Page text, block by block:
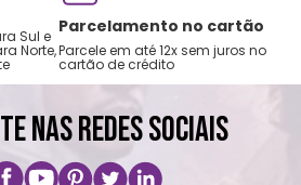
Sul e
Norte,
Parcelamento no cartão
Parcele em até 12x sem juros no
cartão de crédito
NAS REDES SOCIAIS